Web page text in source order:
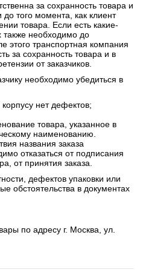
за сохранность товара и
до того момента, как клиент
товара. Если есть какие-
также необходимо до
этого транспортная компания
за сохранность товара и в
от заказчиков.
необходимо убедиться в
нет дефектов;
товара, указанное в
наименованию.
названия заказа
отказаться от подписания
от принятия заказа.
дефектов упаковки или
обстоятельства в документах
по адресу г. Москва, ул.